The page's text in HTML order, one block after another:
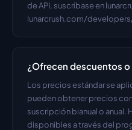
de API, suscríbase en
lunarcrush.com/
¿Ofrecen descuentos
Los precios estándar se
pueden obtener precios
suscripción bianual o
disponibles a través del